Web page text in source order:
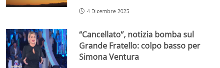
4 Dicembre 2025
“Cancellato”, notizia bomba sul
Grande Fratello: colpo basso per
Simona Ventura